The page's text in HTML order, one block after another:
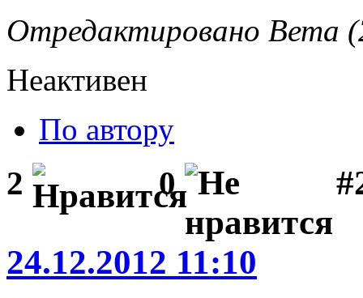
Отредактировано Вета
Неактивен
По автору
2 0
24.12.2012 11:10